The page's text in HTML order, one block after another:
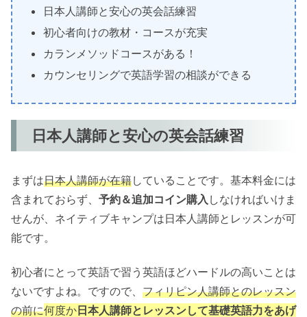
日本人講師と安心の英会話練習
初心者向けの教材・コースが充実
カランメソッドコースがある！
カウンセリングで英語学習の相談ができる
日本人講師と安心の英会話練習
まずは日本人講師が在籍していることです。基本料金には
含まれておらず、 予約＆追加コイン購入 しなければいけま
せんが、ネイティブキャンプは日本人講師とレッスンが可
能です。
初心者にとって英語で習う英語ほどハードルの高いことは
ないですよね。ですので、 フィリピン人講師とのレッスン
の前に何度か日本人講師とレッスンして基礎英語力をあげ